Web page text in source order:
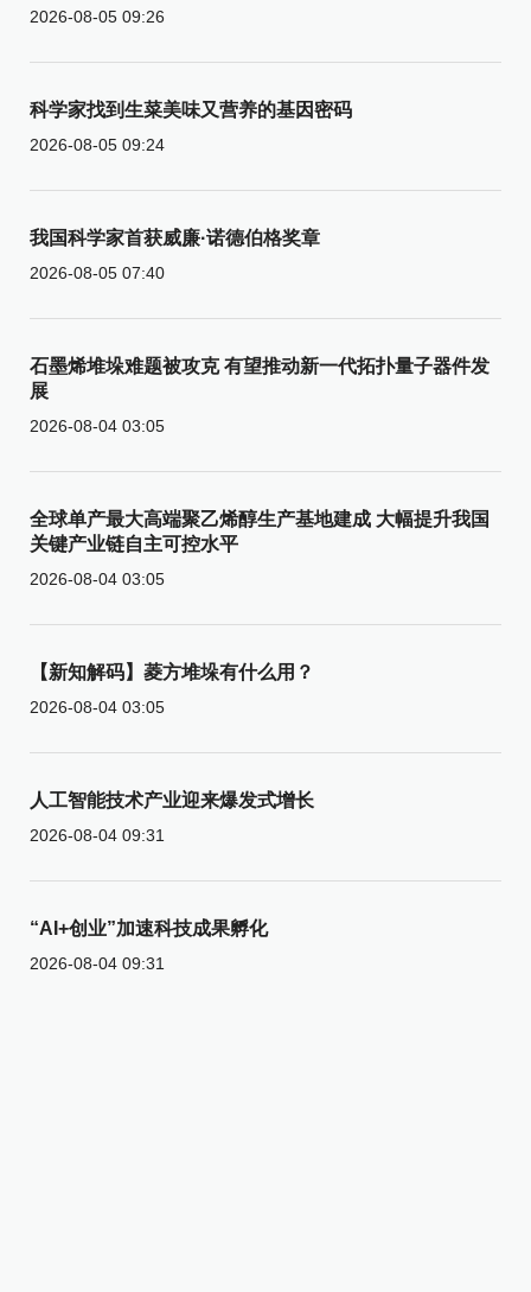
2026-08-05 09:26
科学家找到生菜美味又营养的基因密码
2026-08-05 09:24
我国科学家首获威廉·诺德伯格奖章
2026-08-05 07:40
石墨烯堆垛难题被攻克 有望推动新一代拓扑量子器件发
展
2026-08-04 03:05
全球单产最大高端聚乙烯醇生产基地建成 大幅提升我国
关键产业链自主可控水平
2026-08-04 03:05
【新知解码】菱方堆垛有什么用？
2026-08-04 03:05
人工智能技术产业迎来爆发式增长
2026-08-04 09:31
“AI+创业”加速科技成果孵化
2026-08-04 09:31